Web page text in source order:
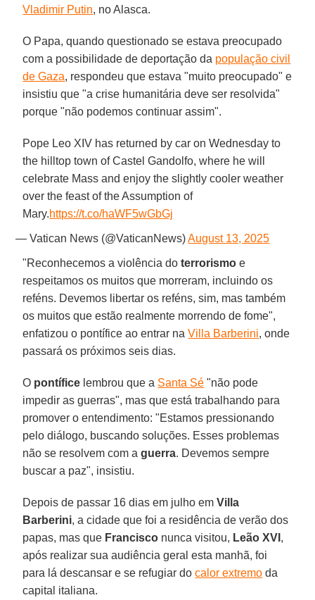
Vladimir Putin, no Alasca.
O Papa, quando questionado se estava preocupado
com a possibilidade de deportação da população civil
de Gaza, respondeu que estava "muito preocupado" e
insistiu que "a crise humanitária deve ser resolvida"
porque "não podemos continuar assim".
Pope Leo XIV has returned by car on Wednesday to
the hilltop town of Castel Gandolfo, where he will
celebrate Mass and enjoy the slightly cooler weather
over the feast of the Assumption of
Mary.https://t.co/haWF5wGbGj
— Vatican News (@VaticanNews)August 13, 2025
"Reconhecemos a violência doterrorismo e
respeitamos os muitos que morreram, incluindo os
reféns. Devemos libertar os reféns, sim, mas também
os muitos que estão realmente morrendo de fome",
enfatizou o pontífice ao entrar na Villa Barberini, onde
passará os próximos seis dias.
O pontífice lembrou que a Santa Sé "não pode
impedir as guerras", mas que está trabalhando para
promover o entendimento: "Estamos pressionando
pelo diálogo, buscando soluções. Esses problemas
não se resolvem com aguerra. Devemos sempre
buscar a paz", insistiu.
Depois de passar 16 dias em julho emVilla
Barberini, a cidade que foi a residência de verão dos
papas, mas que Francisco nunca visitou, Leão XVI ,
após realizar sua audiência geral esta manhã, foi
para lá descansar e se refugiar docalor extremo da
capital italiana.